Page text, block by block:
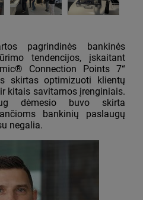
pagrindinės bankinės
tendencijos, įskaitant
Connection Points 7“
skirtas optimizuoti klientų
kitais savitarnos įrenginiais.
dėmesio buvo skirta
bankinių paslaugų
negalia.